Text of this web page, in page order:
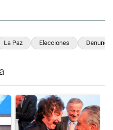
La Paz Elecciones Denuncia
el título "El Banco Central no
Un artículo de tendencia con